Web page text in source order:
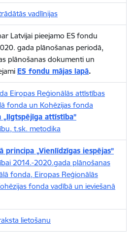
vadlīnijas
Latvijai pieejamo ES fondu
gada plānošanas periodā,
plānošanas dokumenti un
ES fondu mājas lapā.
Eiropas Reģionālās attīstības
fonda un Kohēzijas fonda
attīstība”
t.sk. metodika
principa „Vienlīdzīgas iespējas”
2014.-2020.gada plānošanas
fonda, Eiropas Reģionālās
fonda vadībā un ieviešanā
lietošanu